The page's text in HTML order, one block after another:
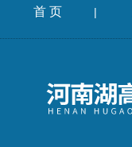
首 页 |